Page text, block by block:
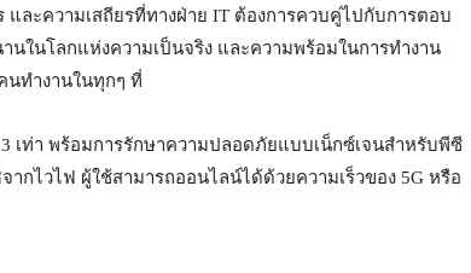
ละความเสถียรที่ทางฝ่าย IT ต้องการควบคู่ไปกับการตอบ
นในโลกแห่งความเป็นจริง และความพร้อมในการทำงาน
นทำงานในทุกๆ ที่
3 เท่า พร้อมการรักษาความปลอดภัยแบบเน็กซ์เจนสำหรับพีซี
ากไวไฟ ผู้ใช้สามารถออนไลน์ได้ด้วยความเร็วของ 5G หรือ